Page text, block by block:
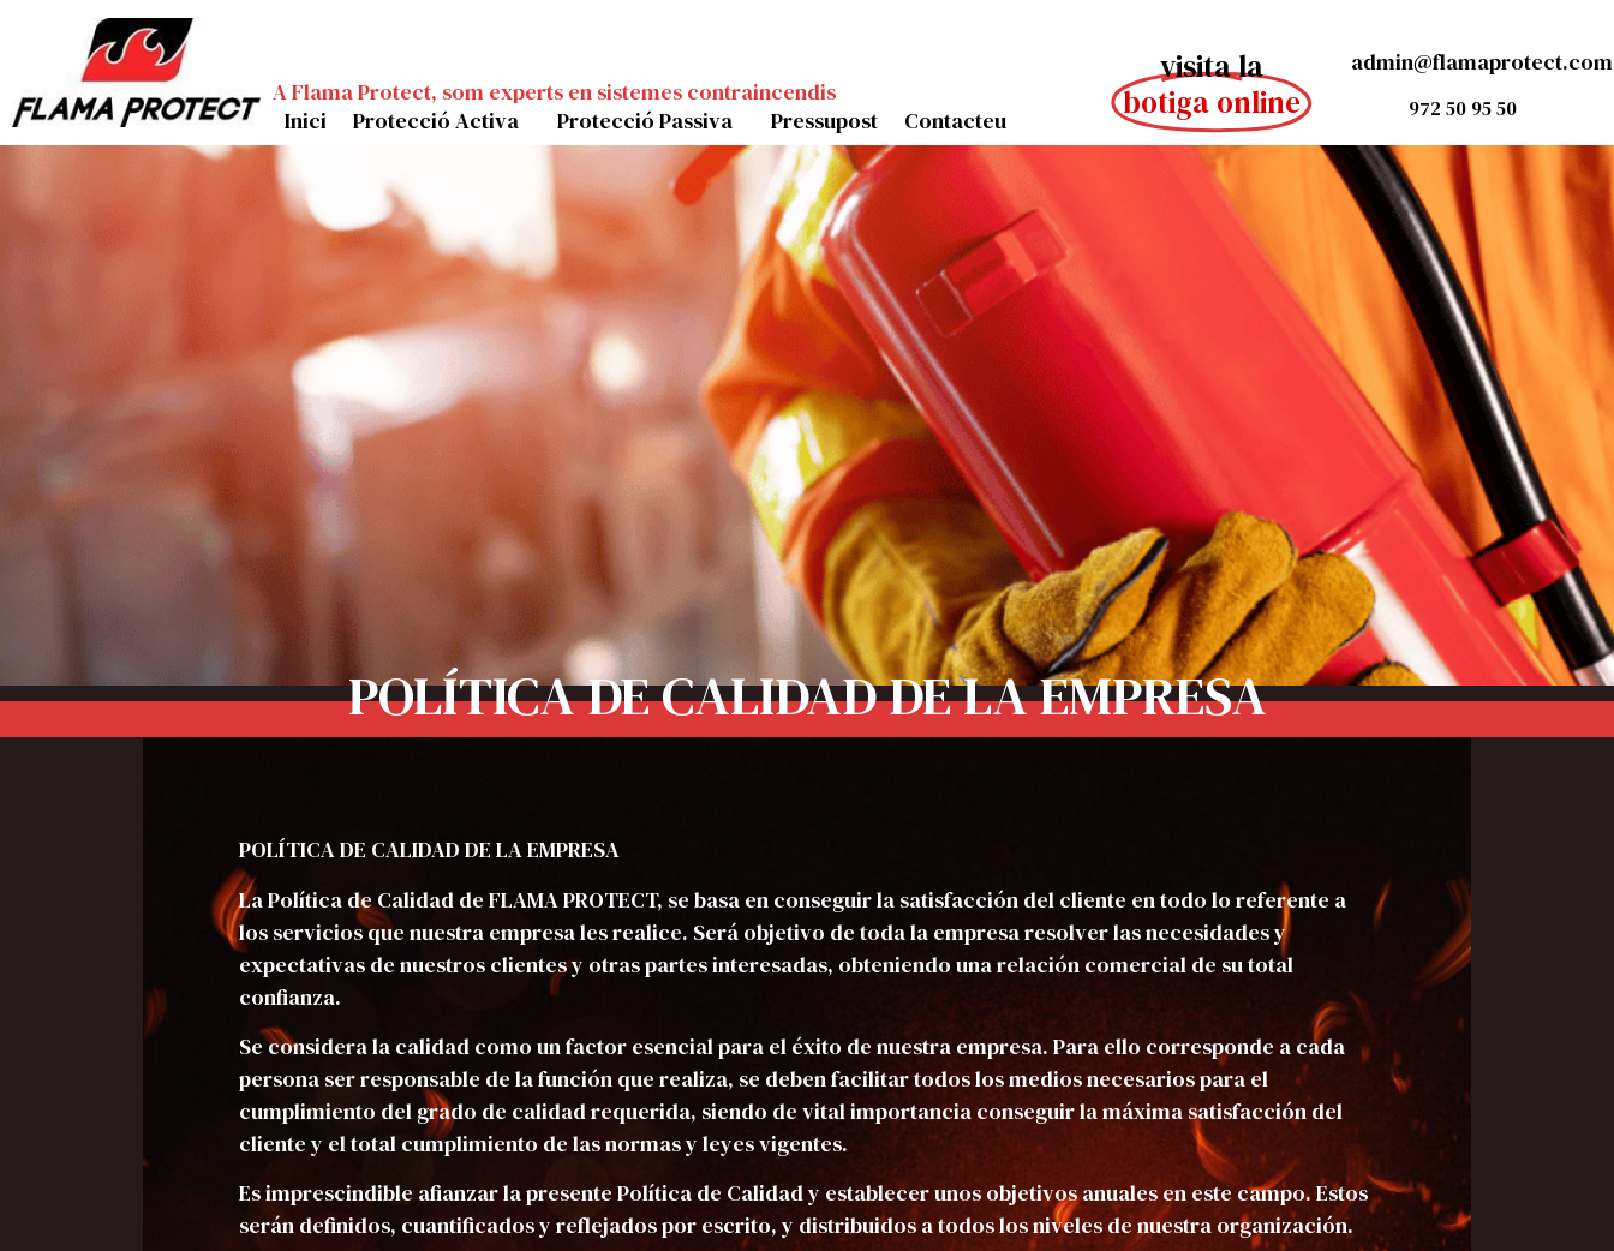
A Flama Protect, som experts en sistemes contraincendis
Inici
Protecció Activa Protecció Passiva Pressupost Contacteu
visita la
botiga online
admin@flamaprotect.com
972 50 95 50
POLÍTICA DE CALIDAD DE LA EMPRESA
POLÍTICA DE CALIDAD DE LA EMPRESA
La Política de Calidad de FLAMA PROTECT, se basa en conseguir la satisfacción del cliente en todo lo referente a
los servicios que nuestra empresa les realice. Será objetivo de toda la empresa resolver las necesidades y
expectativas de nuestros clientes y otras partes interesadas, obteniendo una relación comercial de su total
confianza.
Se considera la calidad como un factor esencial para el éxito de nuestra empresa. Para ello corresponde a cada
persona ser responsable de la función que realiza, se deben facilitar todos los medios necesarios para el
cumplimiento del grado de calidad requerida, siendo de vital importancia conseguir la máxima satisfacción del
cliente y el total cumplimiento de las normas y leyes vigentes.
Es imprescindible afianzar la presente Política de Calidad y establecer unos objetivos anuales en este campo. Estos
serán definidos, cuantificados y reflejados por escrito, y distribuidos a todos los niveles de nuestra organización.